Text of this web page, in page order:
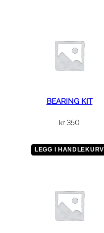
BEARING KIT
kr 350
LEGG I HANDLEKURV